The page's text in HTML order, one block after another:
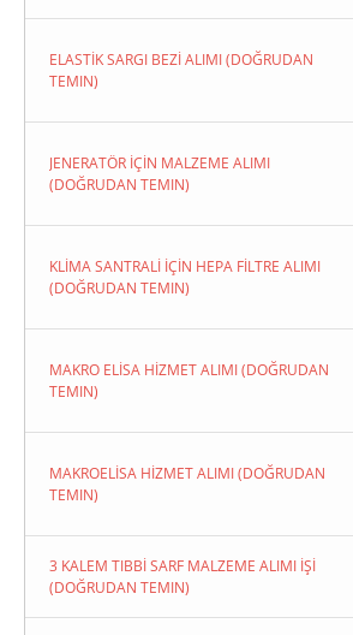
ELASTİK SARGI BEZİ ALIMI (DOĞRUDAN
TEMIN)
JENERATÖR İÇİN MALZEME ALIMI
(DOĞRUDAN TEMIN)
KLİMA SANTRALİ İÇİN HEPA FİLTRE ALIMI
(DOĞRUDAN TEMIN)
MAKRO ELİSA HİZMET ALIMI (DOĞRUDAN
TEMIN)
MAKROELİSA HİZMET ALIMI (DOĞRUDAN
TEMIN)
3 KALEM TIBBİ SARF MALZEME ALIMI İŞİ
(DOĞRUDAN TEMIN)